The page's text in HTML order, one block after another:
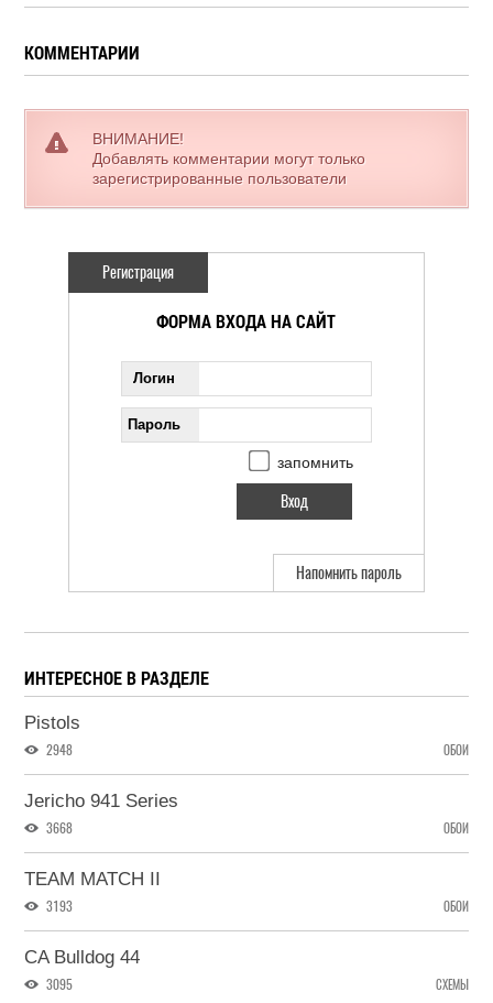
КОММЕНТАРИИ
ВНИМАНИЕ!
Добавлять комментарии могут только
зарегистрированные пользователи
Регистрация
ФОРМА ВХОДА НА САЙТ
Логин
Пароль
запомнить
Напомнить пароль
ИНТЕРЕСНОЕ В РАЗДЕЛЕ
Pistols
2948 ОБОИ
Jericho 941 Series
3668 ОБОИ
TEAM MATCH II
3193 ОБОИ
CA Bulldog 44
3095 СХЕМЫ